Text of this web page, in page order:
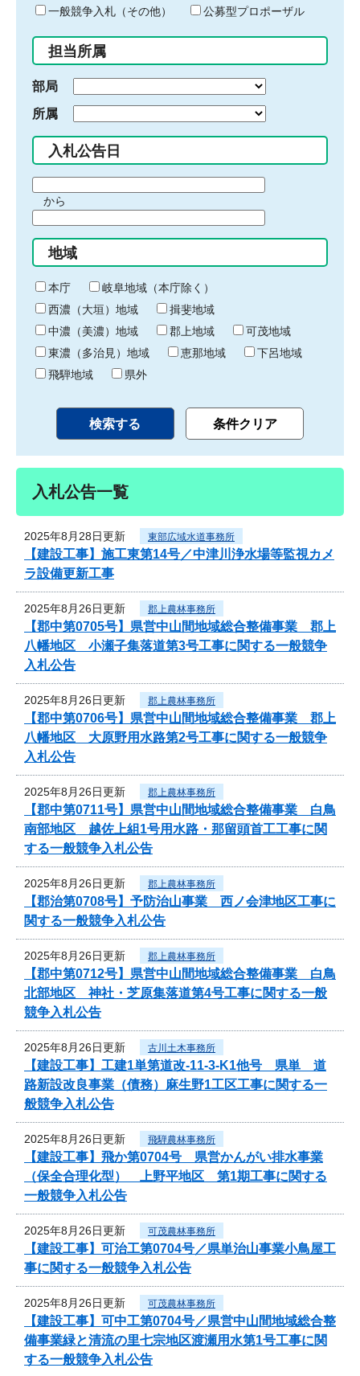
ド
入
力
一般競争入札（その他）
公募型プロポーザル
担当所属
部局
所属
入札公告日
間
始
り
から
間
終
わ
り
地域
本庁
岐阜地域（本庁除く）
西濃（大垣）地域
揖斐地域
中濃（美濃）地域
郡上地域
可茂地域
東濃（多治見）地域
恵那地域
下呂地域
飛騨地域
県外
入札公告一覧
2025年8月28日更新 東部広域水道事務所
【建設工事】施工東第14号／中津川浄水場等監視カメ
ラ設備更新工事
2025年8月26日更新 郡上農林事務所
【郡中第0705号】県営中山間地域総合整備事業 郡上
八幡地区 小瀬子集落道第3号工事に関する一般競争
入札公告
2025年8月26日更新 郡上農林事務所
【郡中第0706号】県営中山間地域総合整備事業 郡上
八幡地区 大原野用水路第2号工事に関する一般競争
入札公告
2025年8月26日更新 郡上農林事務所
【郡中第0711号】県営中山間地域総合整備事業 白鳥
南部地区 越佐上組1号用水路・那留頭首工工事に関
する一般競争入札公告
2025年8月26日更新 郡上農林事務所
【郡治第0708号】予防治山事業 西ノ会津地区工事に
関する一般競争入札公告
2025年8月26日更新 郡上農林事務所
【郡中第0712号】県営中山間地域総合整備事業 白鳥
北部地区 神社・芝原集落道第4号工事に関する一般
競争入札公告
2025年8月26日更新 古川土木事務所
【建設工事】工建1単第道改-11-3-K1他号 県単 道
路新設改良事業（債務）麻生野1工区工事に関する一
般競争入札公告
2025年8月26日更新 飛騨農林事務所
【建設工事】飛か第0704号 県営かんがい排水事業
（保全合理化型） 上野平地区 第1期工事に関する
一般競争入札公告
2025年8月26日更新 可茂農林事務所
【建設工事】可治工第0704号／県単治山事業小鳥屋工
事に関する一般競争入札公告
2025年8月26日更新 可茂農林事務所
【建設工事】可中工第0704号／県営中山間地域総合整
備事業緑と清流の里七宗地区渡瀬用水第1号工事に関
する一般競争入札公告